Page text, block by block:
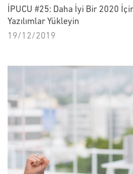
İPUCU #25: Daha İyi Bir 2020
Yazılımlar Yükleyin
19/12/2019